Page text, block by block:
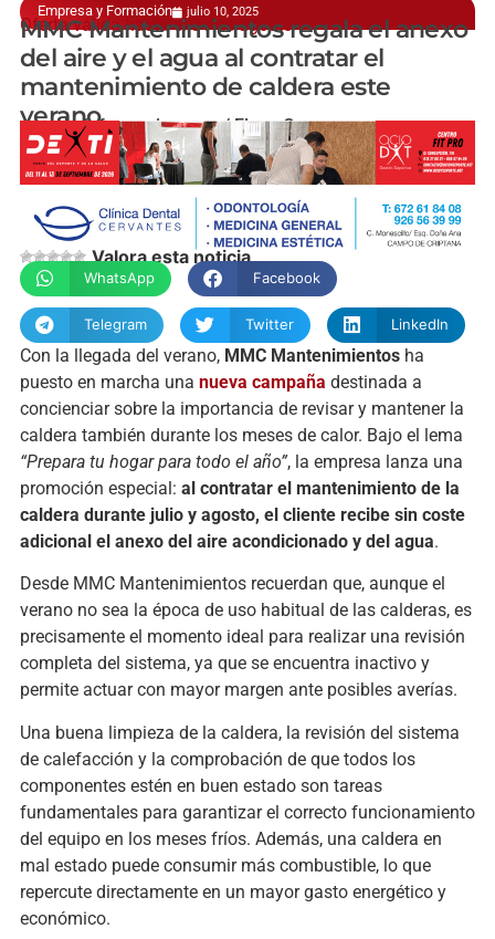
Empresa y Formación julio 10, 2025
Oferta válida hasta el 31 de agosto
MMC Mantenimientos regala el anexo
del aire y el agua al contratar el
mantenimiento de caldera este
verano
manchainformacion.com / Elena Carrasco
Valora esta noticia
WhatsApp Facebook
Telegram Twitter LinkedIn
Con la llegada del verano, MMC Mantenimientosha
puesto en marcha una nueva campaña destinada a
concienciar sobre la importancia de revisar y mantener la
caldera también durante los meses de calor. Bajo el lema
“Prepara tu hogar para todo el año”, la empresa lanza una
promoción especial: al contratar el mantenimiento de la
caldera durante julio y agosto, el cliente recibe sin coste
adicional el anexo del aire acondicionado y del agua.
Desde MMC Mantenimientos recuerdan que, aunque el
verano no sea la época de uso habitual de las calderas, es
precisamente el momento ideal para realizar una revisión
completa del sistema, ya que se encuentra inactivo y
permite actuar con mayor margen ante posibles averías.
Una buena limpieza de la caldera, la revisión del sistema
de calefacción y la comprobación de que todos los
componentes estén en buen estado son tareas
fundamentales para garantizar el correcto funcionamiento
del equipo en los meses fríos. Además, una caldera en
mal estado puede consumir más combustible, lo que
repercute directamente en un mayor gasto energético y
económico.